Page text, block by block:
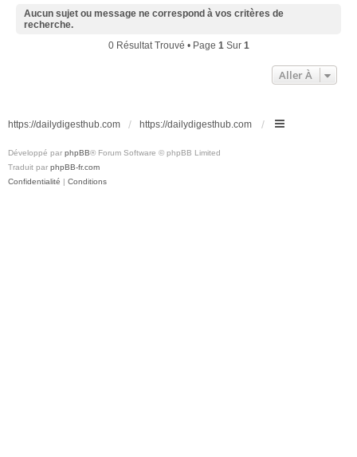
Aucun sujet ou message ne correspond à vos critères de
recherche.
0 Résultat Trouvé • Page 1Sur 1
Aller À
https://dailydigesthub.com https://dailydigesthub.com
Développé par phpBB® Forum Software © phpBB Limited
Traduit par phpBB-fr.com
Confidentialité | Conditions